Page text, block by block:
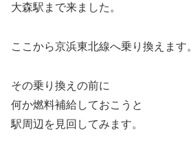
大森駅まで来ました。
ここから京浜東北線へ乗り換えます。
その乗り換えの前に
何か燃料補給しておこうと
駅周辺を見回してみます。